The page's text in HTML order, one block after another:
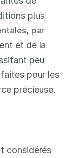
plus
par
et de la
peu
pour les
précieuse.
considérés